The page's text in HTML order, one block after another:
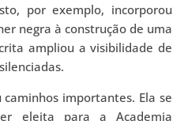
por exemplo, incorporou
negra à construção de uma
ampliou a visibilidade de
importantes. Ela se
eleita para a Academia